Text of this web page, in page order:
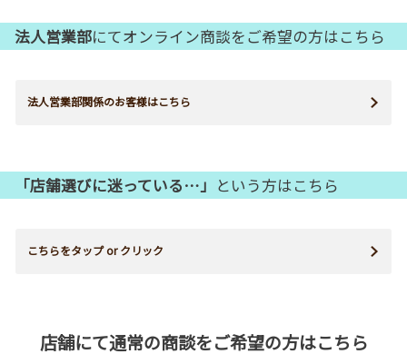
法人営業部にてオンライン商談をご希望の方はこちら
法人営業部関係のお客様はこちら
「店舗選びに迷っている…」 という方はこちら
こちらをタップ or クリック
店舗にて通常の商談をご希望の方はこちら